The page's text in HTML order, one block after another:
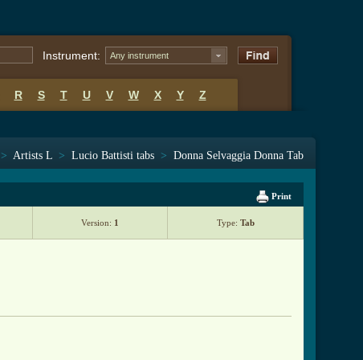
Instrument: Any instrument
R S T U V W X Y Z
> Artists L > Lucio Battisti tabs > Donna Selvaggia Donna Tab
Print
Version: 1 Type: Tab